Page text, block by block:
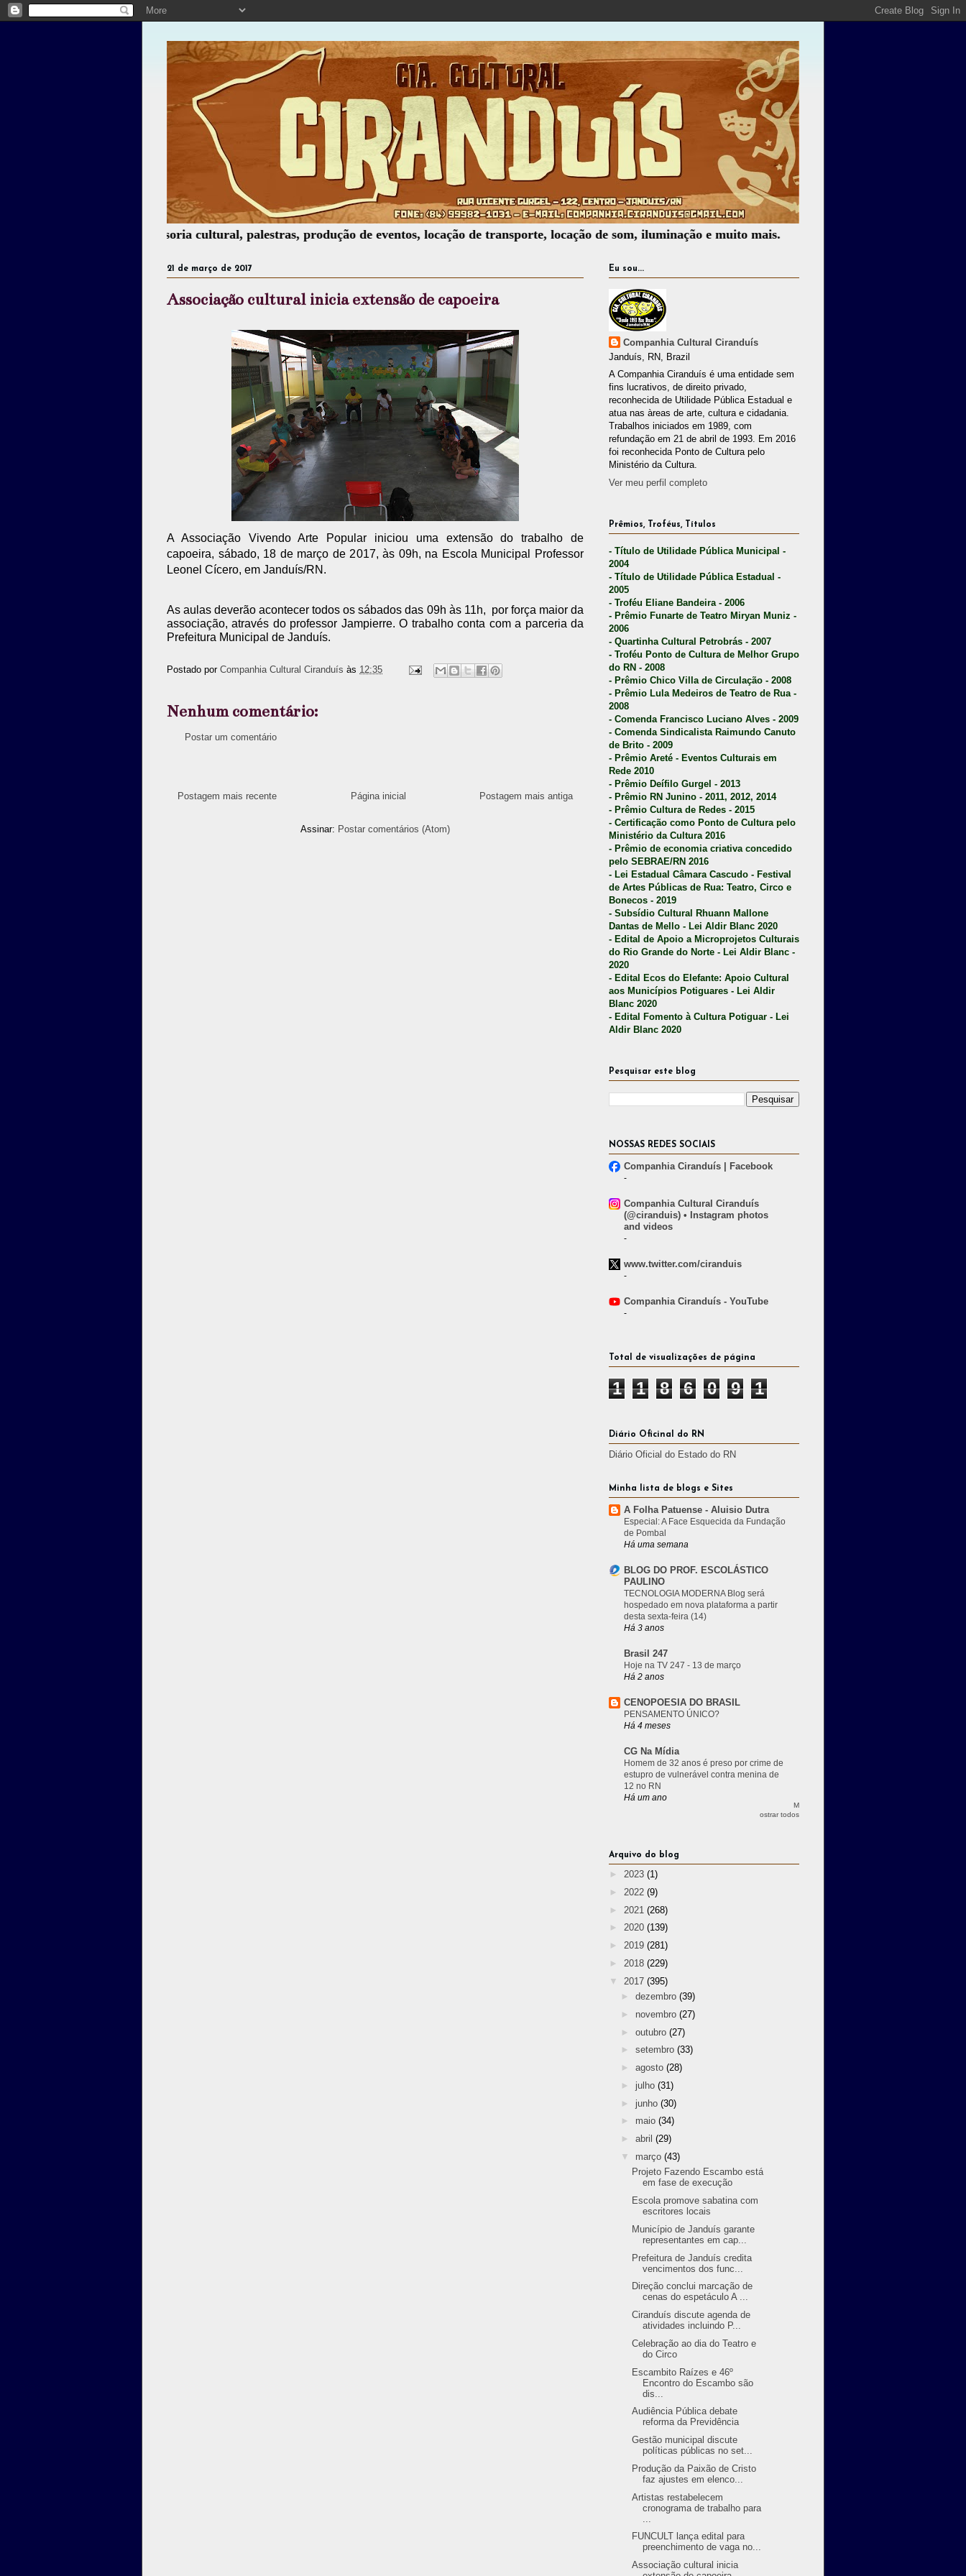
espetáculos, assessoria cultural, palestras, produção de eventos, locação de transporte, locação de som, iluminação e muito mais.
21 de março de 2017
Associação cultural inicia extensão de capoeira
A Associação Vivendo Arte Popular iniciou uma extensão do trabalho de
capoeira, sábado, 18 de março de 2017, às 09h, na Escola Municipal Professor
Leonel Cícero, em Janduís/RN.
As aulas deverão acontecer todos os sábados das 09h às 11h, por força maior da
associação, através do professor Jampierre. O trabalho conta com a parceria da
Prefeitura Municipal de Janduís.
Postado por Companhia Cultural Ciranduís às 12:35
Nenhum comentário:
Postar um comentário
Postagem mais recente Postagem mais antiga
Página inicial
Assinar: Postar comentários (Atom)
Eu sou...
Companhia Cultural Ciranduís
Janduís, RN, Brazil
A Companhia Ciranduís é uma entidade sem
fins lucrativos, de direito privado,
reconhecida de Utilidade Pública Estadual e
atua nas àreas de arte, cultura e cidadania.
Trabalhos iniciados em 1989, com
refundação em 21 de abril de 1993. Em 2016
foi reconhecida Ponto de Cultura pelo
Ministério da Cultura.
Ver meu perfil completo
Prêmios, Troféus, Títulos
- Título de Utilidade Pública Municipal -
2004
- Título de Utilidade Pública Estadual -
2005
- Troféu Eliane Bandeira - 2006
- Prêmio Funarte de Teatro Miryan Muniz -
2006
- Quartinha Cultural Petrobrás - 2007
- Troféu Ponto de Cultura de Melhor Grupo
do RN - 2008
- Prêmio Chico Villa de Circulação - 2008
- Prêmio Lula Medeiros de Teatro de Rua -
2008
- Comenda Francisco Luciano Alves - 2009
- Comenda Sindicalista Raimundo Canuto
de Brito - 2009
- Prêmio Areté - Eventos Culturais em
Rede 2010
- Prêmio Deífilo Gurgel - 2013
- Prêmio RN Junino - 2011, 2012, 2014
- Prêmio Cultura de Redes - 2015
- Certificação como Ponto de Cultura pelo
Ministério da Cultura 2016
- Prêmio de economia criativa concedido
pelo SEBRAE/RN 2016
- Lei Estadual Câmara Cascudo - Festival
de Artes Públicas de Rua: Teatro, Circo e
Bonecos - 2019
- Subsídio Cultural Rhuann Mallone
Dantas de Mello - Lei Aldir Blanc 2020
- Edital de Apoio a Microprojetos Culturais
do Rio Grande do Norte - Lei Aldir Blanc -
2020
- Edital Ecos do Elefante: Apoio Cultural
aos Municípios Potiguares - Lei Aldir
Blanc 2020
- Edital Fomento à Cultura Potiguar - Lei
Aldir Blanc 2020
Pesquisar este blog
NOSSAS REDES SOCIAIS
Companhia Ciranduís | Facebook
-
Companhia Cultural Ciranduís
(@ciranduis) • Instagram photos
and videos
-
www.twitter.com/ciranduis
-
Companhia Ciranduís - YouTube
-
Total de visualizações de página
1 1 8 6 0 9 1
Diário Oficinal do RN
Diário Oficial do Estado do RN
Minha lista de blogs e Sites
A Folha Patuense - Aluisio Dutra
Especial: A Face Esquecida da Fundação
de Pombal
Há uma semana
BLOG DO PROF. ESCOLÁSTICO
PAULINO
TECNOLOGIA MODERNA Blog será
hospedado em nova plataforma a partir
desta sexta-feira (14)
Há 3 anos
Brasil 247
Hoje na TV 247 - 13 de março
Há 2 anos
CENOPOESIA DO BRASIL
PENSAMENTO ÚNICO?
Há 4 meses
CG Na Mídia
Homem de 32 anos é preso por crime de
estupro de vulnerável contra menina de
12 no RN
Há um ano
M
ostrar todos
Arquivo do blog
► 2023 (1)
► 2022 (9)
► 2021 (268)
► 2020 (139)
► 2019 (281)
► 2018 (229)
▼ 2017 (395)
► dezembro (39)
► novembro (27)
► outubro (27)
► setembro (33)
► agosto (28)
► julho (31)
► junho (30)
► maio (34)
► abril (29)
▼ março (43)
Projeto Fazendo Escambo está
em fase de execução
Escola promove sabatina com
escritores locais
Município de Janduís garante
representantes em cap...
Prefeitura de Janduís credita
vencimentos dos func...
Direção conclui marcação de
cenas do espetáculo A ...
Ciranduís discute agenda de
atividades incluindo P...
Celebração ao dia do Teatro e
do Circo
Escambito Raízes e 46º
Encontro do Escambo são
dis...
Audiência Pública debate
reforma da Previdência
Gestão municipal discute
políticas públicas no set...
Produção da Paixão de Cristo
faz ajustes em elenco...
Artistas restabelecem
cronograma de trabalho para
FUNCULT lança edital para
preenchimento de vaga no...
Associação cultural inicia